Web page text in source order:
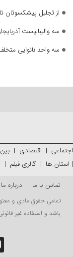
از تجلیل پیشکسوتان
سه والیبالیست
سه واحد نانوایی
اجتماعی | اقتصادی |
| استان ها | گالری فیلم |
تماس با ما
درباره ما
تمامی حقوق مادی و
باشد و استفاده غیر